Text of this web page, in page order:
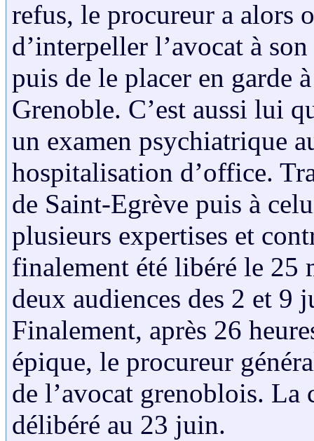
refus, le procureur a alors
d’interpeller l’avocat à
puis de le placer en garde
Grenoble. C’est aussi lui
un examen psychiatrique
hospitalisation d’office.
de Saint-Egrève puis à
plusieurs expertises et
finalement été libéré le 25
deux audiences des 2 et 9
Finalement, après 26
épique, le procureur
de l’avocat grenoblois. La
délibéré au 23 juin.